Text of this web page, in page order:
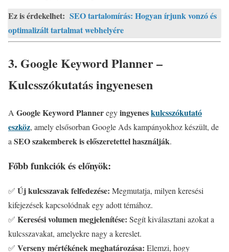
Ez is érdekelhet: SEO tartalomírás: Hogyan írjunk vonzó és
optimalizált tartalmat webhelyére
3. Google Keyword Planner –
Kulcsszókutatás ingyenesen
A Google Keyword Planneregyingyeneskulcsszókutató
eszköz, amely elsősorban Google Ads kampányokhoz készült, de
a SEO szakemberek is előszeretettel használják.
Főbb funkciók és előnyök:
✅ Új kulcsszavak felfedezése: Megmutatja, milyen keresési
kifejezések kapcsolódnak egy adott témához.
✅ Keresési volumen megjelenítése: Segít kiválasztani azokat a
kulcsszavakat, amelyekre nagy a kereslet.
✅ Verseny mértékének meghatározása: Elemzi, hogy